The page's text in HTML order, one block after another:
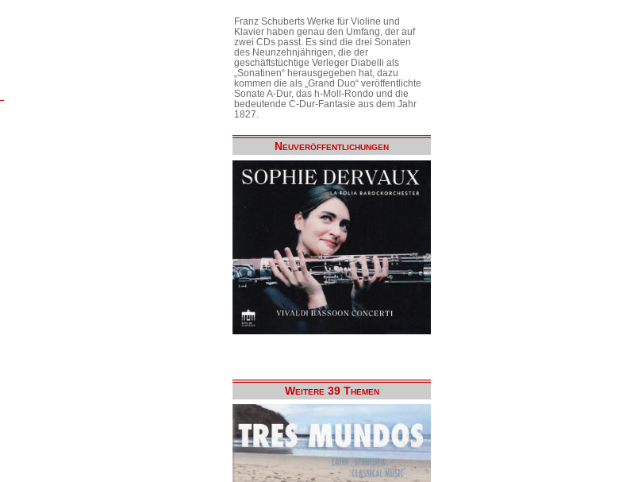
Franz Schuberts Werke für Violine und
Klavier haben genau den Umfang, der auf
zwei CDs passt. Es sind die drei Sonaten
des Neunzehnjährigen, die der
geschäftstüchtige Verleger Diabelli als
„Sonatinen“ herausgegeben hat, dazu
kommen die als „Grand Duo“ veröffentlichte
Sonate A-Dur, das h-Moll-Rondo und die
bedeutende C-Dur-Fantasie aus dem Jahr
1827.
Neuveröffentlichungen
Weitere 39 Themen